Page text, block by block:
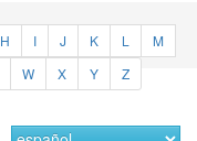
H I J K L
M
W X Y Z